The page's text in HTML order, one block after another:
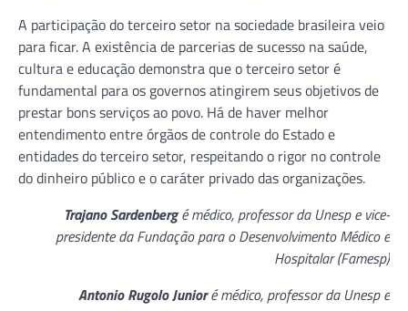
A participação do terceiro setor na sociedade brasileira veio
para ficar. A existência de parcerias de sucesso na saúde,
cultura e educação demonstra que o terceiro setor é
fundamental para os governos atingirem seus objetivos de
prestar bons serviços ao povo. Há de haver melhor
entendimento entre órgãos de controle do Estado e
entidades do terceiro setor, respeitando o rigor no controle
do dinheiro público e o caráter privado das organizações.
Trajano Sardenbergé médico, professor da Unesp e vice-
presidente da Fundação para o Desenvolvimento Médico e
Hospitalar (Famesp)
Antonio Rugolo Junioré médico, professor da Unesp e